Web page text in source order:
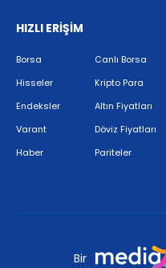
HIZLI ERİŞİM
Borsa
Hisseler
Endeksler
Varant
Haber
Canlı Borsa
Kripto Para
Altın Fiyatları
Döviz Fiyatları
Pariteler
Bir